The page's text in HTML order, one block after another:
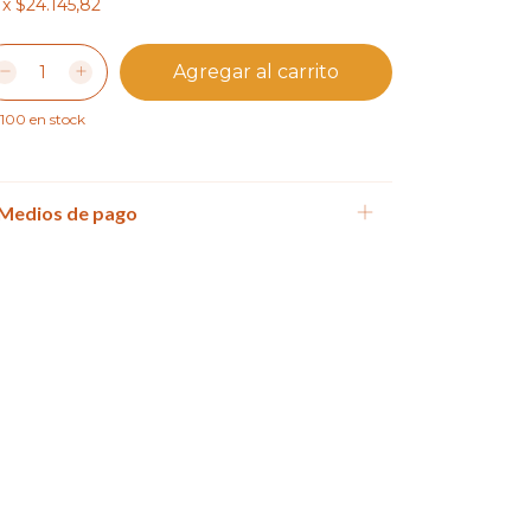
x $24.145,82
100 en stock
de pago